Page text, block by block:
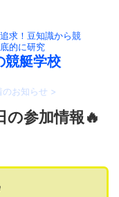
求！豆知識から競
的に研究
競艇学校
のお知らせ >
の参加情報🔥